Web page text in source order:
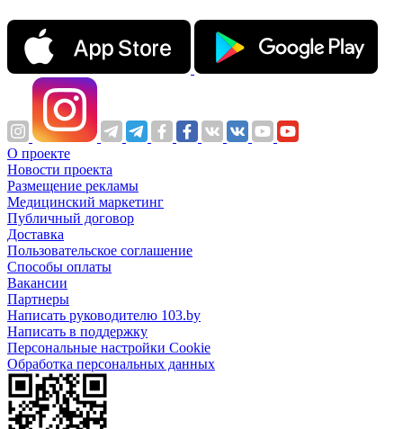
О проекте
Новости проекта
Размещение рекламы
Медицинский маркетинг
Публичный договор
Доставка
Пользовательское соглашение
Способы оплаты
Вакансии
Партнеры
Написать руководителю 103.by
Написать в поддержку
Персональные настройки Cookie
Обработка персональных данных